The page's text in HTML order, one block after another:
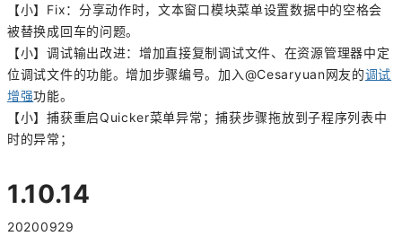
【小】Fix：分享动作时，文本窗口模块菜单设置数据中的空格会
被替换成回车的问题。
【小】调试输出改进：增加直接复制调试文件、在资源管理器中定
位调试文件的功能。增加步骤编号。加入@Cesaryuan网友的调试
增强功能。
【小】捕获重启Quicker菜单异常；捕获步骤拖放到子程序列表中
时的异常；
1.10.14
20200929